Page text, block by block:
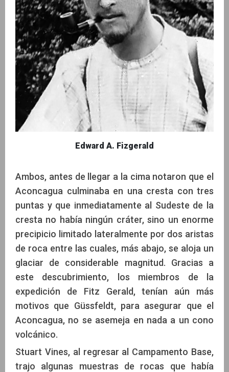
Edward A. Fizgerald
Ambos, antes de llegar a la cima notaron que el
Aconcagua culminaba en una cresta con tres
puntas y que inmediatamente al Sudeste de la
cresta no había ningún cráter, sino un enorme
precipicio limitado lateralmente por dos aristas
de roca entre las cuales, más abajo, se aloja un
glaciar de considerable magnitud. Gracias a
este descubrimiento, los miembros de la
expedición de Fitz Gerald, tenían aún más
motivos que Güssfeldt, para asegurar que el
Aconcagua, no se asemeja en nada a un cono
volcánico.
Stuart Vines, al regresar al Campamento Base,
trajo algunas muestras de rocas que había